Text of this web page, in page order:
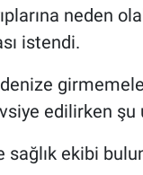
neden
istendi.
edilirken şu
ekibi